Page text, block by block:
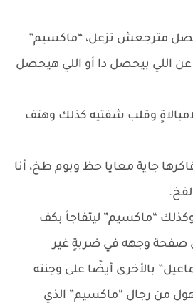
حصل مترجعش تزعل، “ماكسيم”
اللي بيحصل دا أو اللي هيحصل
وقلب شفتيه كذلك وهتف
جاية معايا حظ وبوم طخ، أنا
“ماكسيم” ليتفاجأ بكف
صفحة وجهه في ضربةٍ غير
بالأخرى أيضًا على وجنته
من رجال “ماكسيم” الذي